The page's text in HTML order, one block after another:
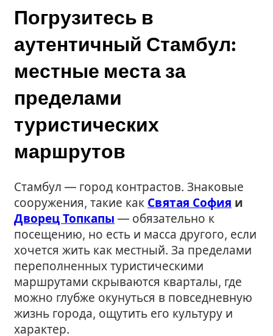
Погрузитесь в
аутентичный Стамбул:
местные места за
пределами
туристических
маршрутов
Стамбул — город контрастов. Знаковые
сооружения, такие как Святая София и
Дворец Топкапы — обязательно к
посещению, но есть и масса другого, если
хочется жить как местный. За пределами
переполненных туристическими
маршрутами скрываются кварталы, где
можно глубже окунуться в повседневную
жизнь города, ощутить его культуру и
характер.